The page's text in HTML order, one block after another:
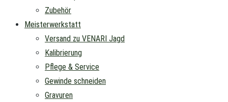
Zubehör
Meisterwerkstatt
Versand zu VENARI Jagd
Kalibrierung
Pflege & Service
Gewinde schneiden
Gravuren